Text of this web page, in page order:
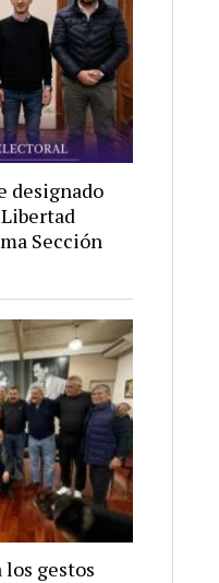
designado
Sección
los gestos